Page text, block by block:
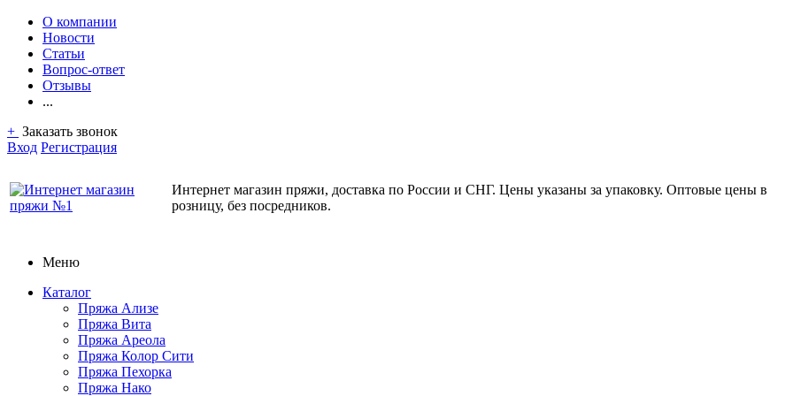
О компании
Новости
Статьи
Вопрос-ответ
Отзывы
...
+ Заказать звонок
Вход Регистрация
Интернет магазин пряжи, доставка по России и СНГ. Цены указаны за упаковку. Оптовые цены в
розницу, без посредников.
Меню
Каталог
Пряжа Ализе
Пряжа Вита
Пряжа Ареола
Пряжа Колор Сити
Пряжа Пехорка
Пряжа Нако